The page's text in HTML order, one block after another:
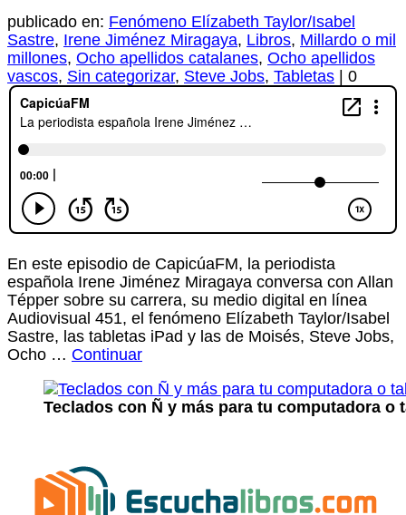
publicado en: Fenómeno Elízabeth Taylor/Isabel
Sastre, Irene Jiménez Miragaya, Libros, Millardo o mil
millones, Ocho apellidos catalanes, Ocho apellidos
vascos, Sin categorizar, Steve Jobs, Tabletas 0
En este episodio de CapicúaFM, la periodista
española Irene Jiménez Miragaya conversa con Allan
Tépper sobre su carrera, su medio digital en línea
Audiovisual 451, el fenómeno Elízabeth Taylor/Isabel
Sastre, las tabletas iPad y las de Moisés, Steve Jobs,
Ocho … Continuar
Teclados con Ñ y más para tu computadora o